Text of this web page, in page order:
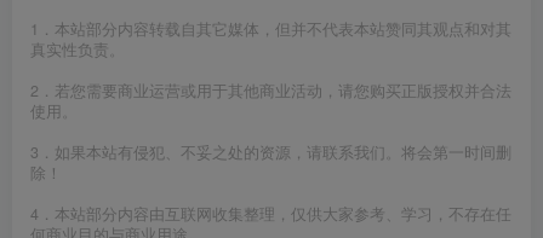
1．本站部分内容转载自其它媒体，但并不代表本站赞同其观点和对其
真实性负责。
2．若您需要商业运营或用于其他商业活动，请您购买正版授权并合法
使用。
3．如果本站有侵犯、不妥之处的资源，请联系我们。将会第一时间删
除！
4．本站部分内容由互联网收集整理，仅供大家参考、学习，不存在任